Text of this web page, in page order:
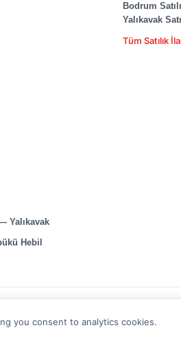
Bodrum
Yalıkavak
Tüm Satılık
Yalıkavak
Hebil
you consent to analytics cookies.